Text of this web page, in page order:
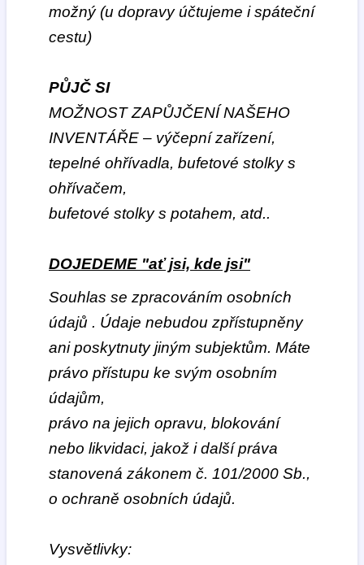
možný (u dopravyúčtujeme i spáteční
cestu)
PŮJČ SI
MOŽNOST ZAPŮJČENÍ NAŠEHO
INVENTÁŘE – výčepní zařízení,
tepelné ohřívadla, bufetové stolky s
ohřívačem,
bufetové stolky s potahem, atd..
DOJEDEME "ať jsi, kde jsi"
Souhlas se zpracováním osobních
údajů . Údaje nebudou zpřístupněny
ani poskytnuty jiným subjektům. Máte
právo přístupu ke svým osobním
údajům,
právo na jejich opravu, blokování
nebo likvidaci, jakož i další práva
stanovená zákonem č. 101/2000 Sb.,
o ochraně osobních údajů.
Vysvětlivky: